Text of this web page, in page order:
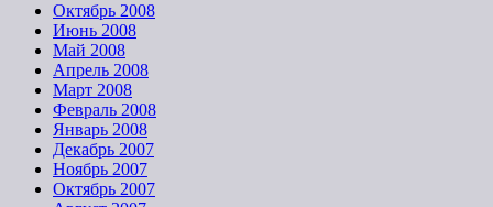
Октябрь 2008
Июнь 2008
Май 2008
Апрель 2008
Март 2008
Февраль 2008
Январь 2008
Декабрь 2007
Ноябрь 2007
Октябрь 2007